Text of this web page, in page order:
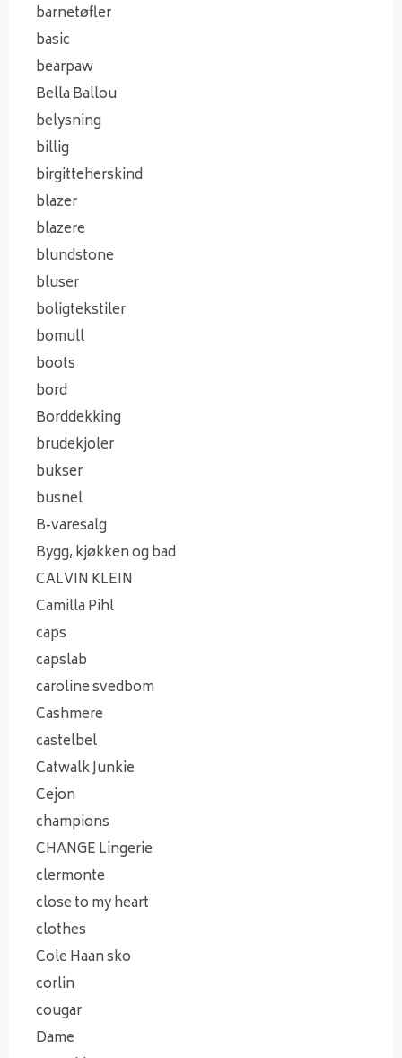
barnetøfler
basic
bearpaw
Bella Ballou
belysning
billig
birgitteherskind
blazer
blazere
blundstone
bluser
boligtekstiler
bomull
boots
bord
Borddekking
brudekjoler
bukser
busnel
B-varesalg
Bygg, kjøkken og bad
CALVIN KLEIN
Camilla Pihl
caps
capslab
caroline svedbom
Cashmere
castelbel
Catwalk Junkie
Cejon
champions
CHANGE Lingerie
clermonte
close to my heart
clothes
Cole Haan sko
corlin
cougar
Dame